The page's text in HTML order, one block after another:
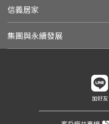
信義居家
集團與永續發展
加好友